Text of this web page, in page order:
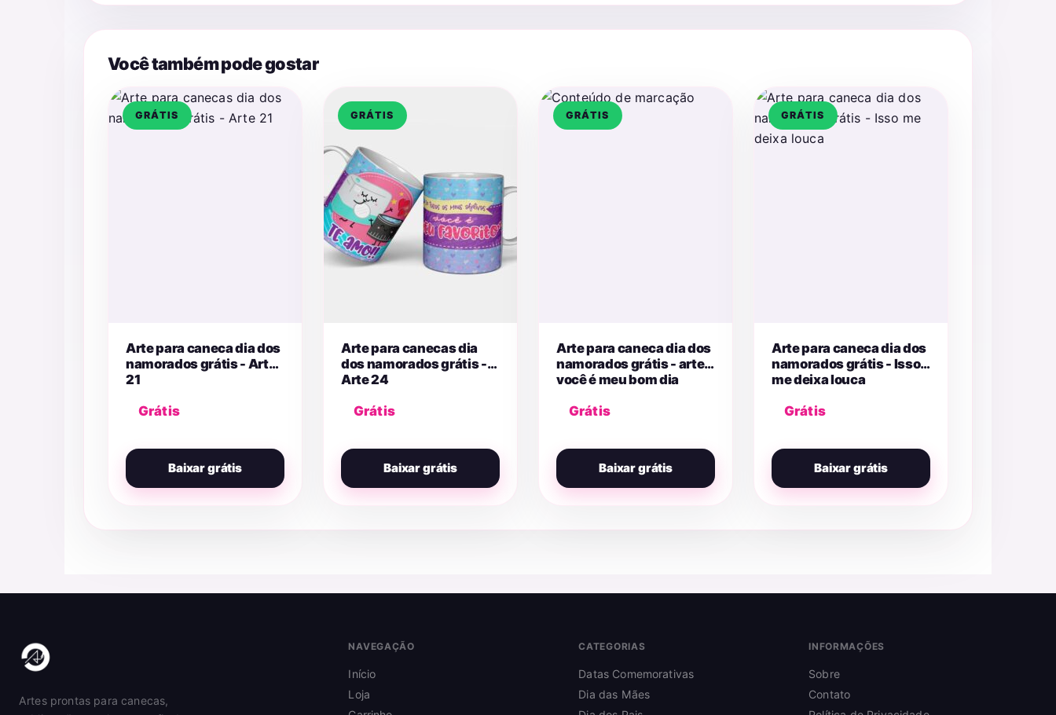
Você também pode gostar
GRÁTIS
Arte para caneca dia dos
namorados grátis - Arte
21
Grátis
Baixar grátis
GRÁTIS
Arte para canecas dia
dos namorados grátis -
Arte 24
Grátis
Baixar grátis
GRÁTIS
Arte para caneca dia dos
namorados grátis - arte
você é meu bom dia
Grátis
Baixar grátis
GRÁTIS
Arte para caneca dia dos
namorados grátis - Isso
me deixa louca
Grátis
Baixar grátis
Artes prontas para canecas,
NAVEGAÇÃO
Início
Loja
CATEGORIAS
Datas Comemorativas
Dia das Mães
INFORMAÇÕES
Sobre
Contato